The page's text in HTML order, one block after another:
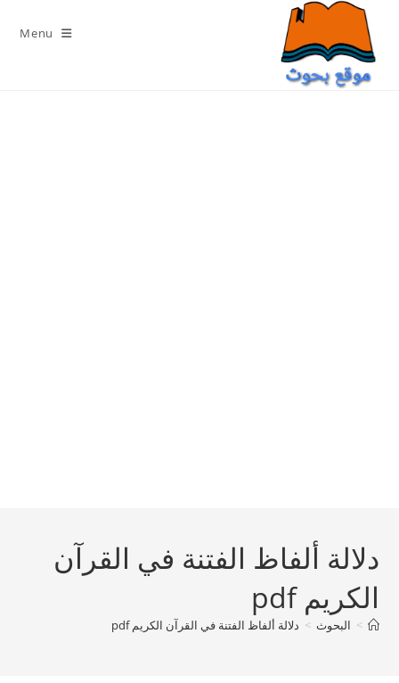
content
Menu
دلالة ألفاظ الفتنة في القرآن
الكريم pdf
> البحوث > دلالة ألفاظ الفتنة في القرآن الكريم pdf